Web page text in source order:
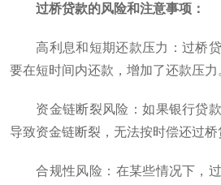
过桥贷款的风险和注意事项‌：
高利息和短期还款压力‌：过桥
要在短时间内还款，增加了还款压力
资金链断裂风险‌：如果银行贷
导致资金链断裂，无法按时偿还过桥
合规性风险‌：在某些情况下，